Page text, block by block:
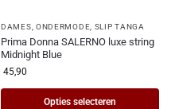
DAMES ONDERMODE SLIP TANGA
Prima Donna SALERNO luxe string
Midnight Blue
45,90
Opties selecteren